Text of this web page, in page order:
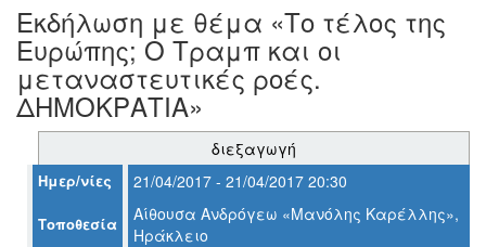
ΗΜΕΡΟΛΟΓΙΟ
ΕΚΔΗΛΩΣΕΩΝ
Σεμινάρια-
Διαλέξεις-
Ομιλίες
Εκδήλωση με θέμα «Το τέλος της
Ευρώπης; Ο Τραμπ και οι
μεταναστευτικές ροές.
ΔΗΜΟΚΡΑΤΙΑ»
διεξαγωγή
Ημερ/νίες 21/04/2017 - 21/04/2017 20:30
Τοποθεσία
Αίθουσα Ανδρόγεω «Μανόλης Καρέλλης»,
Ηράκλειο